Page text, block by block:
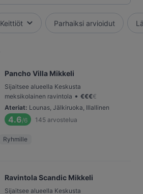
Keittiöt Parhaiksi arvioidut
Pancho Villa Mikkeli
Sijaitsee alueella Keskusta
meksikolainen ravintola • €€€€
Ateriat: Lounas, Jälkiruoka, Illallinen
4.6/6 145 arvostelua
Ryhmille
Ravintola Scandic Mikkeli
Sijaitsee alueella Keskusta